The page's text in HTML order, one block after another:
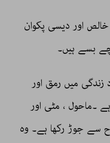
اور دیسی پکوان
بسے ہیں۔
میں رمق اور
۔ماحول ، مٹی اور
سے جوڑ رکھا ہے۔ وہ